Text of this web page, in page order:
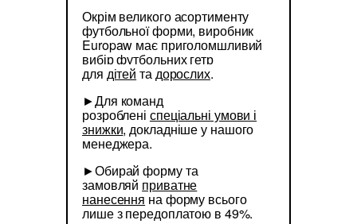
Окрім великого асортименту
футбольної форми, виробник
Europaw має приголомшливий
вибір футбольних гетр
для дітей тадорослих.
►Для команд
розроблені спеціальні умови і
знижки, докладніше у нашого
менеджера.
►Обирай форму та
замовляй приватне
нанесення на форму всього
лише з передоплатою в 49%.